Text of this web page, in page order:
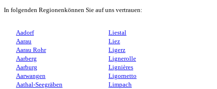
In folgenden Regionenkönnen Sie auf uns vertrauen:
Aadorf
Aarau
Aarau Rohr
Aarberg
Aarburg
Aarwangen
Aathal-Seegräben
Liestal
Liez
Ligerz
Lignerolle
Lignières
Ligornetto
Limpach